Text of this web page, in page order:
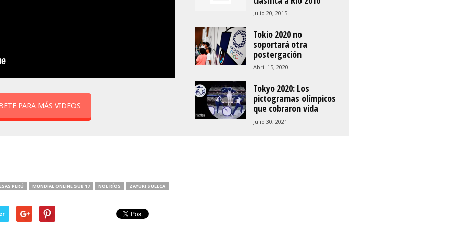
PARA MÁS VIDEOS
Julio 20, 2015
Tokio 2020 no
soportará otra
postergación
Abril 15, 2020
Tokyo 2020: Los
pictogramas olímpicos
que cobraron vida
Julio 30, 2021
PERÚ MUNDIAL ONLINE SUB 17 NOL RÍOS ZAYURI SULLCA